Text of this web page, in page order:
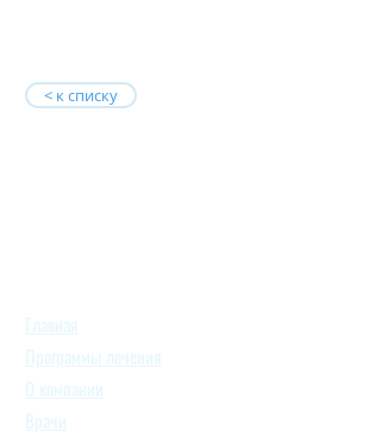
< к списку
Главная
Программы лечения
О компании
Врачи